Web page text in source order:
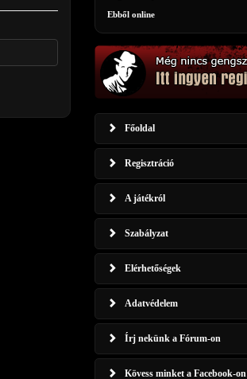
Ebből online
Főoldal
Regisztráció
A játékról
Szabályzat
Elérhetőségek
Adatvédelem
Írj nekünk a Fórum-on
Kövess minket a Facebook-on